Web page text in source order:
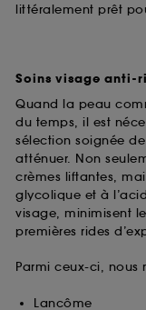
littéralement prêt
Soins visage anti-
Quand la peau
du temps, il est
sélection soignée
atténuer. Non
crèmes liftantes,
glycolique et à
visage, minimisent
premières rides
Parmi ceux-ci, nous
Lancôme